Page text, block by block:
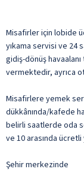
Misafirler için lobide
yıkama servisi ve 24
gidiş-dönüş
vermektedir, ayrıca
Misafirlere yemek
dükkânında/kafede
belirli saatlerde oda
ve 10 arasında
Şehir merkezinde